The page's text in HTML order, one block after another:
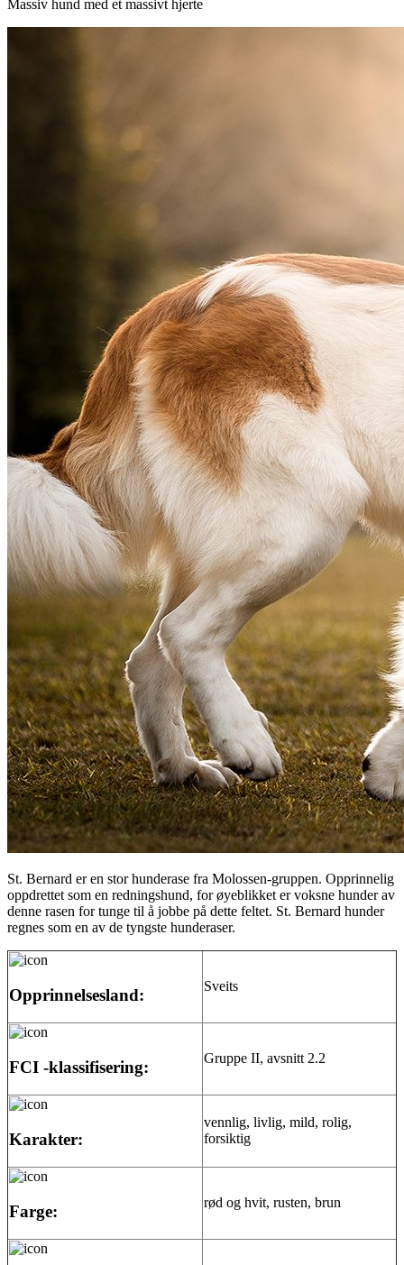
Massiv hund med et massivt hjerte
St. Bernard er en stor hunderase fra Molossen-gruppen. Opprinnelig
oppdrettet som en redningshund, for øyeblikket er voksne hunder av
denne rasen for tunge til å jobbe på dette feltet. St. Bernard hunder
regnes som en av de tyngste hunderaser.
Opprinnelsesland: Sveits
FCI -klassifisering: Gruppe II, avsnitt 2.2
Karakter:
vennlig, livlig, mild, rolig,
forsiktig
Farge: rød og hvit, rusten, brun